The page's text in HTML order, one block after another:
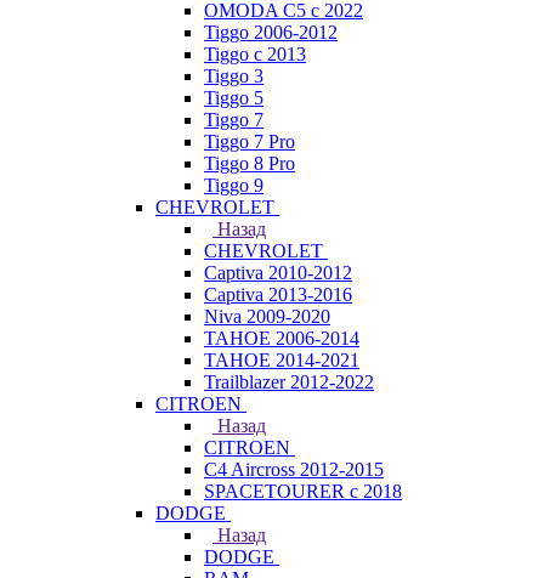
OMODA C5 с 2022
Tiggo 2006-2012
Tiggo с 2013
Tiggo 3
Tiggo 5
Tiggo 7
Tiggo 7 Pro
Tiggo 8 Pro
Tiggo 9
CHEVROLET
Назад
CHEVROLET
Captiva 2010-2012
Captiva 2013-2016
Niva 2009-2020
TAHOE 2006-2014
TAHOE 2014-2021
Trailblazer 2012-2022
CITROEN
Назад
CITROEN
C4 Aircross 2012-2015
SPACETOURER с 2018
DODGE
Назад
DODGE